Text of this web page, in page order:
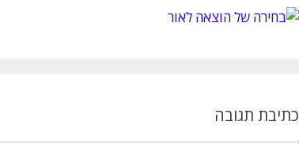
כתיבת תגובה